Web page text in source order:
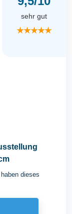
sehr gut
★★★★★
dieses